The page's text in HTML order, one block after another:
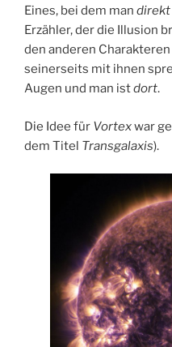
Eines, bei dem man direkt
Erzähler, der die Illusion
den anderen
seinerseits mit ihnen
Augen und man istdort.
Die Idee für Vortexwar
dem Titel Transgalaxis).